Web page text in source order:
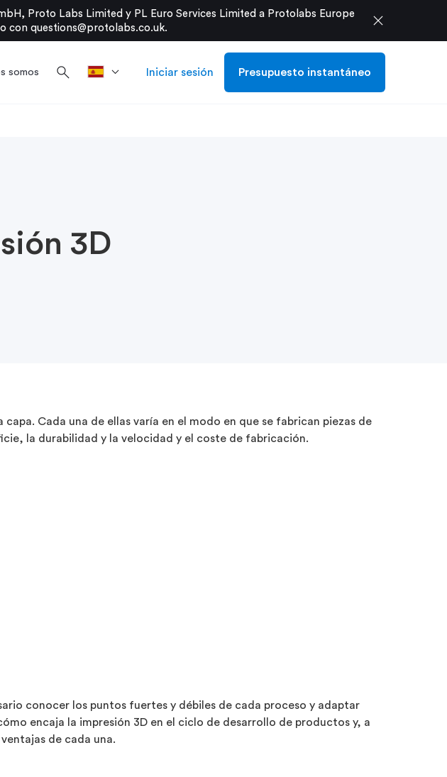
Proto Labs Limited y PL Euro Services Limited a Protolabs Europe
con questions@protolabs.co.uk. close
somos search Iniciar sesión Presupuesto instantáneo
3D
Cada una de ellas varía en el modo en que se fabrican piezas de
la durabilidad y la velocidad y el coste de fabricación.
conocer los puntos fuertes y débiles de cada proceso y adaptar
encaja la impresión 3D en el ciclo de desarrollo de productos y, a
de cada una.